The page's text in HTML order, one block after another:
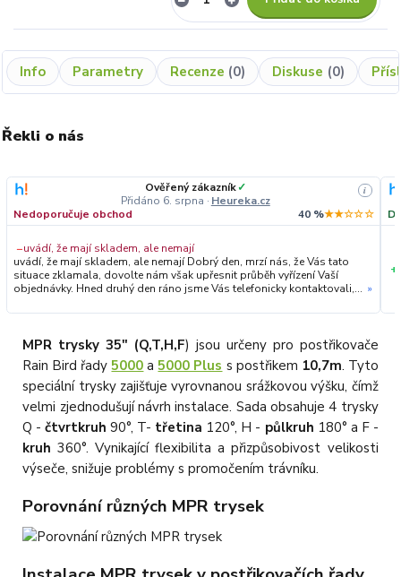
Info Parametry Recenze 0 Diskuse 0
Řekli o nás
Ověřený zákazník✓
Přidáno 6. srpna · Heureka.cz
i
Nedoporučuje obchod 40 %★★☆☆☆
−uvádí, že mají skladem, ale nemají
uvádí, že mají skladem, ale nemají Dobrý den, mrzí nás, že Vás tato
situace zklamala, dovolte nám však upřesnit průběh vyřízení Vaší
objednávky. Hned druhý den ráno jsme Vás telefonicky kontaktovali,
prověřovali jeho dostupnost přímo u dodavatele. Jelikož zboží
všem jsme Vás obratem informovali a náležitě se omluvili.
Zakládáme si na férovém a rychlém jednání. O to více nás mrzí, že i
přes naši okamžitou reakci, osobní telefonát a maximální snahu náš
obchod nedoporučujete. Věříme, že nám v budoucnu dáte příležitost
»
+
MPR trysky 35" (Q,T,H,F) jsou určeny pro postřikovače
Rain Bird řady5000 a5000 Plus s postřikem 10,7m. Tyto
speciální trysky zajišťuje vyrovnanou srážkovou výšku, čímž
velmi zjednodušují návrh instalace. Sada obsahuje 4 trysky
Q -čtvrtkruh 90°, T- třetina 120°, H - půlkruh 180° a F -
kruh 360°. Vynikající flexibilita a přizpůsobivost velikosti
výseče, snižuje problémy s promočením trávníku.
Porovnání různých MPR trysek